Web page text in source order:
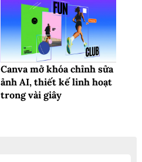
Canva mở khóa chỉnh sửa
ảnh AI, thiết kế linh hoạt
trong vài giây